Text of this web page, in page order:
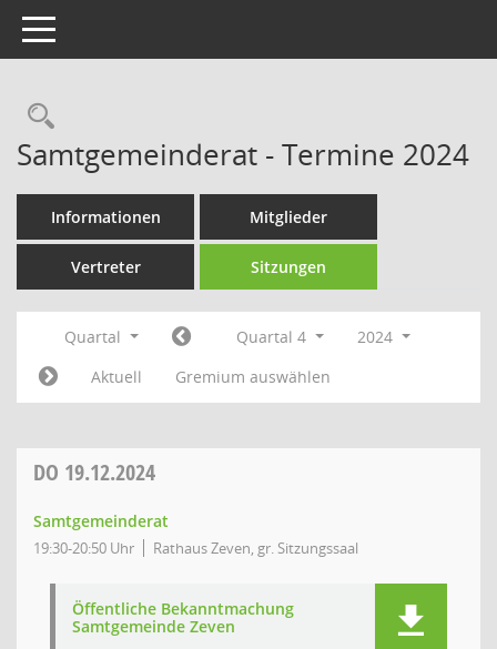
Toggle navigation
Rechercheauswahl
Samtgemeinderat - Termine 2024
Informationen Mitglieder
Vertreter Sitzungen
Quartal Quartal 4
2024
Aktuell
Gremium auswählen
DO 19.12.2024
Samtgemeinderat
19:30-20:50 Uhr Rathaus Zeven, gr. Sitzungssaal
Öffentliche Bekanntmachung
Samtgemeinde Zeven